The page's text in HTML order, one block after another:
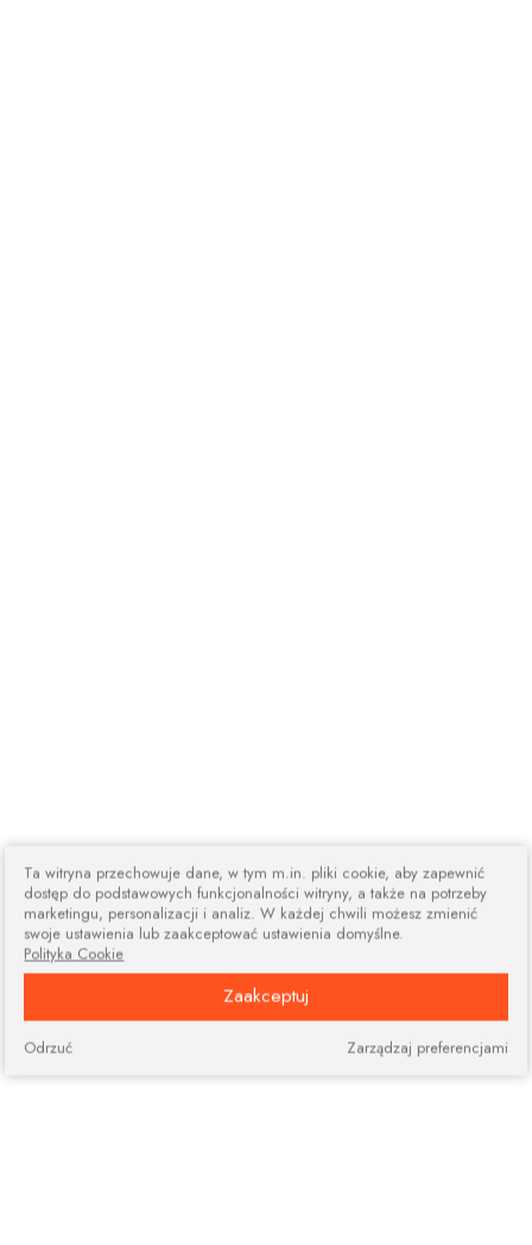
Ta witryna przechowuje dane, w tym m.in. pliki cookie, aby zapewnić
dostęp do podstawowych funkcjonalności witryny, a także na potrzeby
marketingu, personalizacji i analiz. W każdej chwili możesz zmienić
swoje ustawienia lub zaakceptować ustawienia domyślne.
Polityka Cookie
Zaakceptuj
Zarządzaj preferencjami
Odrzuć